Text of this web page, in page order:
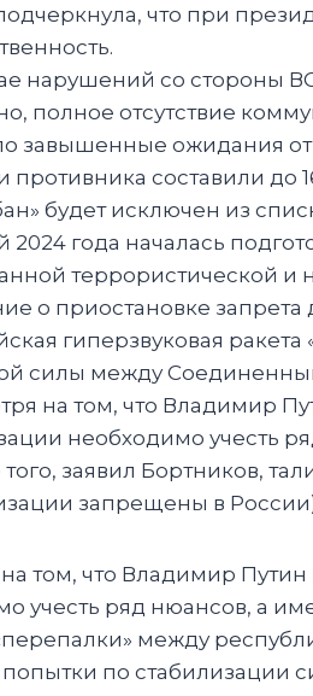
что при
нарушений со стороны
полное отсутствие
завышенные ожидания
противника составили до
будет исключен из
2024 года началась
террористической и
о приостановке запрета
гиперзвуковая
силы между
на том, что Владимир
необходимо учесть
заявил Бортников,
запрещены в
том, что Владимир
учесть ряд нюансов, а
между
по стабилизации